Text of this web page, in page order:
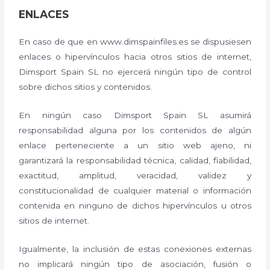
ENLACES
En caso de que en www.dimspainfiles.es se dispusiesen
enlaces o hipervínculos hacia otros sitios de internet,
Dimsport Spain SL no ejercerá ningún tipo de control
sobre dichos sitios y contenidos.
En ningún caso Dimsport Spain SL asumirá
responsabilidad alguna por los contenidos de algún
enlace perteneciente a un sitio web ajeno, ni
garantizará la responsabilidad técnica, calidad, fiabilidad,
exactitud, amplitud, veracidad, validez y
constitucionalidad de cualquier material o información
contenida en ninguno de dichos hipervínculos u otros
sitios de internet.
Igualmente, la inclusión de estas conexiones externas
no implicará ningún tipo de asociación, fusión o